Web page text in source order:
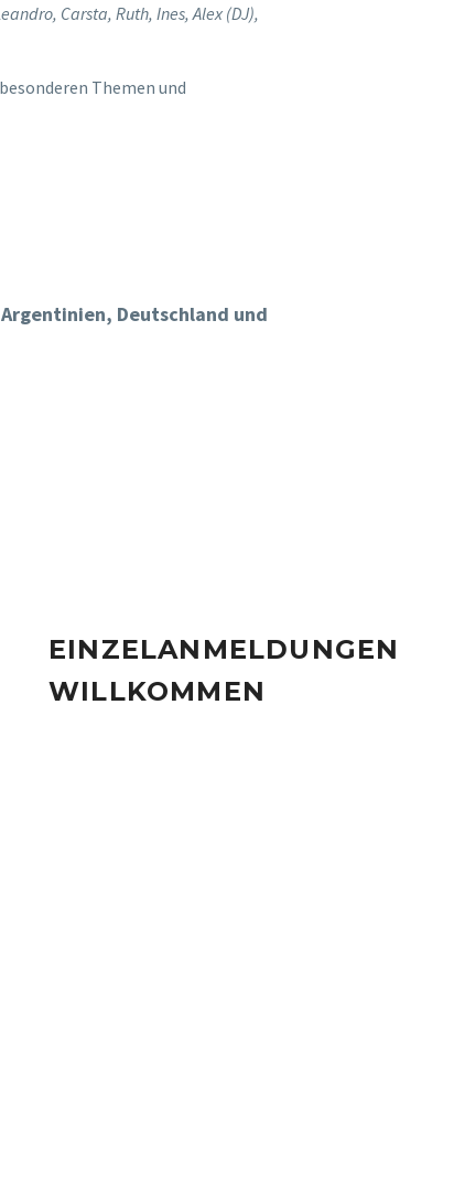
Carsta, Ruth, Ines, Alex (DJ),
Themen und
Deutschland und
EINZELANMELDUNGEN
WILLKOMMEN